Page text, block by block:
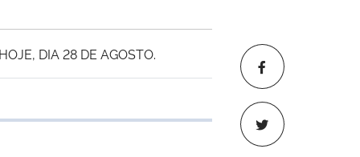
DIA 28 DE AGOSTO.